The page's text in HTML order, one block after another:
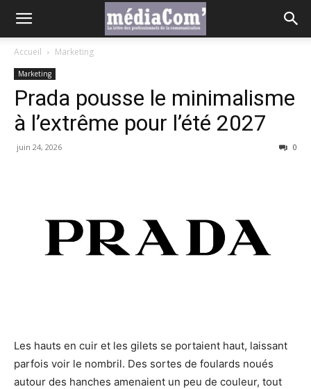
Accueil Marketing
Marketing
Prada pousse le minimalisme
à l’extrême pour l’été 2027
juin 24, 2026 0
Les hauts en cuir et les gilets se portaient haut, laissant
parfois voir le nombril. Des sortes de foulards noués
autour des hanches amenaient un peu de couleur, tout